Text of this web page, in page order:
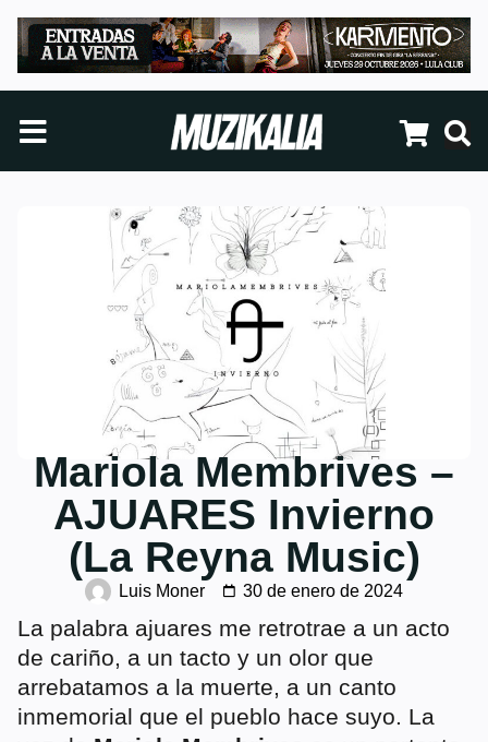
Mariola Membrives –
AJUARES Invierno
(La Reyna Music)
Luis Moner 30 de enero de 2024
La palabra ajuares me retrotrae a un acto
de cariño, a un tacto y un olor que
arrebatamos a la muerte, a un canto
inmemorial que el pueblo hace suyo. La